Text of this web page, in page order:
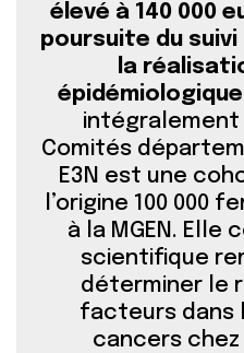
élevé à 140 000
poursuite du
la
intégralement
Comités
E3N est une
l’origine 100 000
à la MGEN. Elle
scientifique
déterminer le
facteurs dans
cancers chez